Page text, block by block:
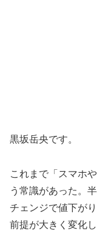
黒坂岳央です。
これまで「スマホ
う常識があった。
チェンジで値下が
前提が大きく変化し